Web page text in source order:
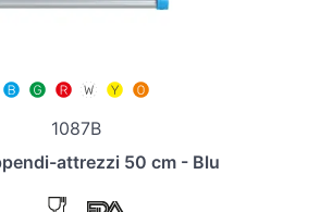
1087B
attrezzi 50 cm - Blu